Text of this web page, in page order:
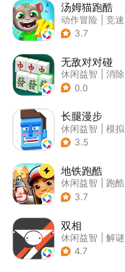
汤姆猫跑酷
动作冒险
竞速
| 汤姆猫
3.7
无敌对对碰
休闲益智
消除
0.0
长腿漫步
休闲益智
模拟
| 像素风
3.5
地铁跑酷
休闲益智 跑酷
| 创梦天地
3.7
双相
休闲益智 解谜
| 公益
4.7